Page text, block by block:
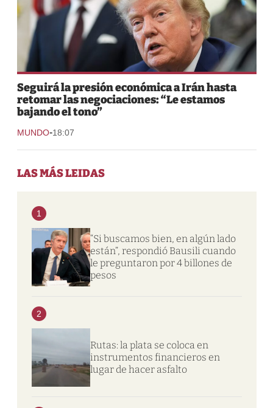
Seguirá la presión económica a Irán hasta
retomar las negociaciones: “Le estamos
bajando el tono”
MUNDO-18:07
LAS MÁS LEIDAS
1
“Si buscamos bien, en algún lado
están”, respondió Bausili cuando
le preguntaron por 4 billones de
pesos
2
Rutas: la plata se coloca en
instrumentos financieros en
lugar de hacer asfalto